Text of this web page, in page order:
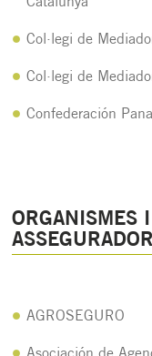
Col·legi de
Col·legi de
Confederación
ORGANISMES
ASSEGURADOR
AGROSEGURO